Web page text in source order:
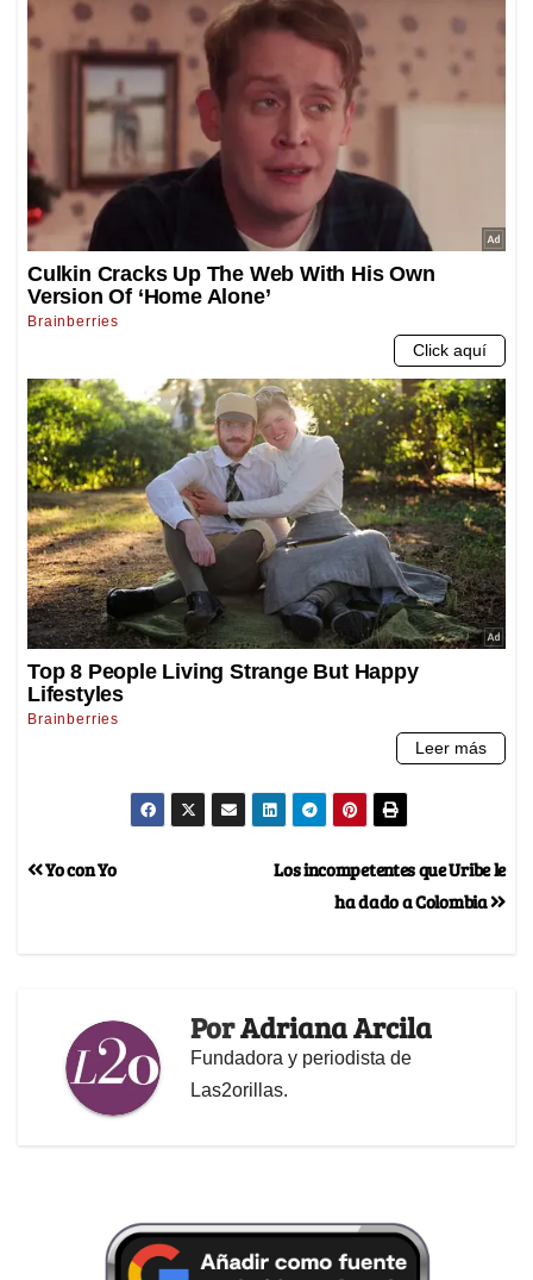
Los incompetentes que Uribe le
ha dado a Colombia
Yo con Yo
PorAdriana Arcila
Fundadora y periodista de
Las2orillas.